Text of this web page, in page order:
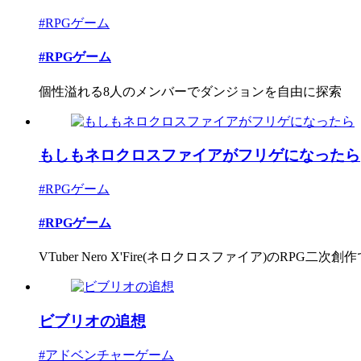
#RPGゲーム
#RPGゲーム
個性溢れる8人のメンバーでダンジョンを自由に探索
もしもネロクロスファイアがフリゲになったら
#RPGゲーム
#RPGゲーム
VTuber Nero X'Fire(ネロクロスファイア)のRPG二次創作
ビブリオの追想
#アドベンチャーゲーム